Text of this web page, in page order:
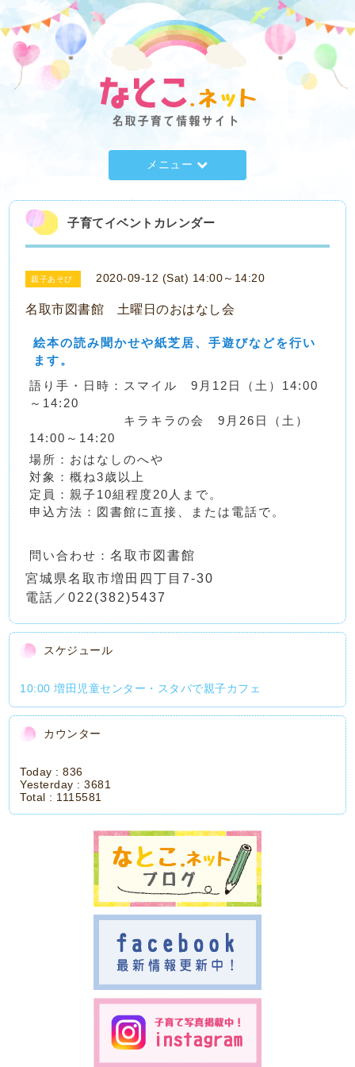
メニュー
子育てイベントカレンダー
親子あそび 2020-09-12 (Sat) 14:00～14:20
名取市図書館 土曜日のおはなし会
絵本の読み聞かせや紙芝居、手遊びなどを行い
ます。
語り手・日時：スマイル 9月12日（土）14:00
～14:20
キラキラの会 9月26日（土）
14:00～14:20
場所：おはなしのへや
対象：概ね3歳以上
定員：親子10組程度20人まで。
申込方法：図書館に直接、または電話で。
問い合わせ：名取市図書館
宮城県名取市増田四丁目7-30
電話／022(382)5437
スケジュール
10:00 増田児童センター・スタバで親子カフェ
カウンター
Today :836
Yesterday :3681
Total : 1115581